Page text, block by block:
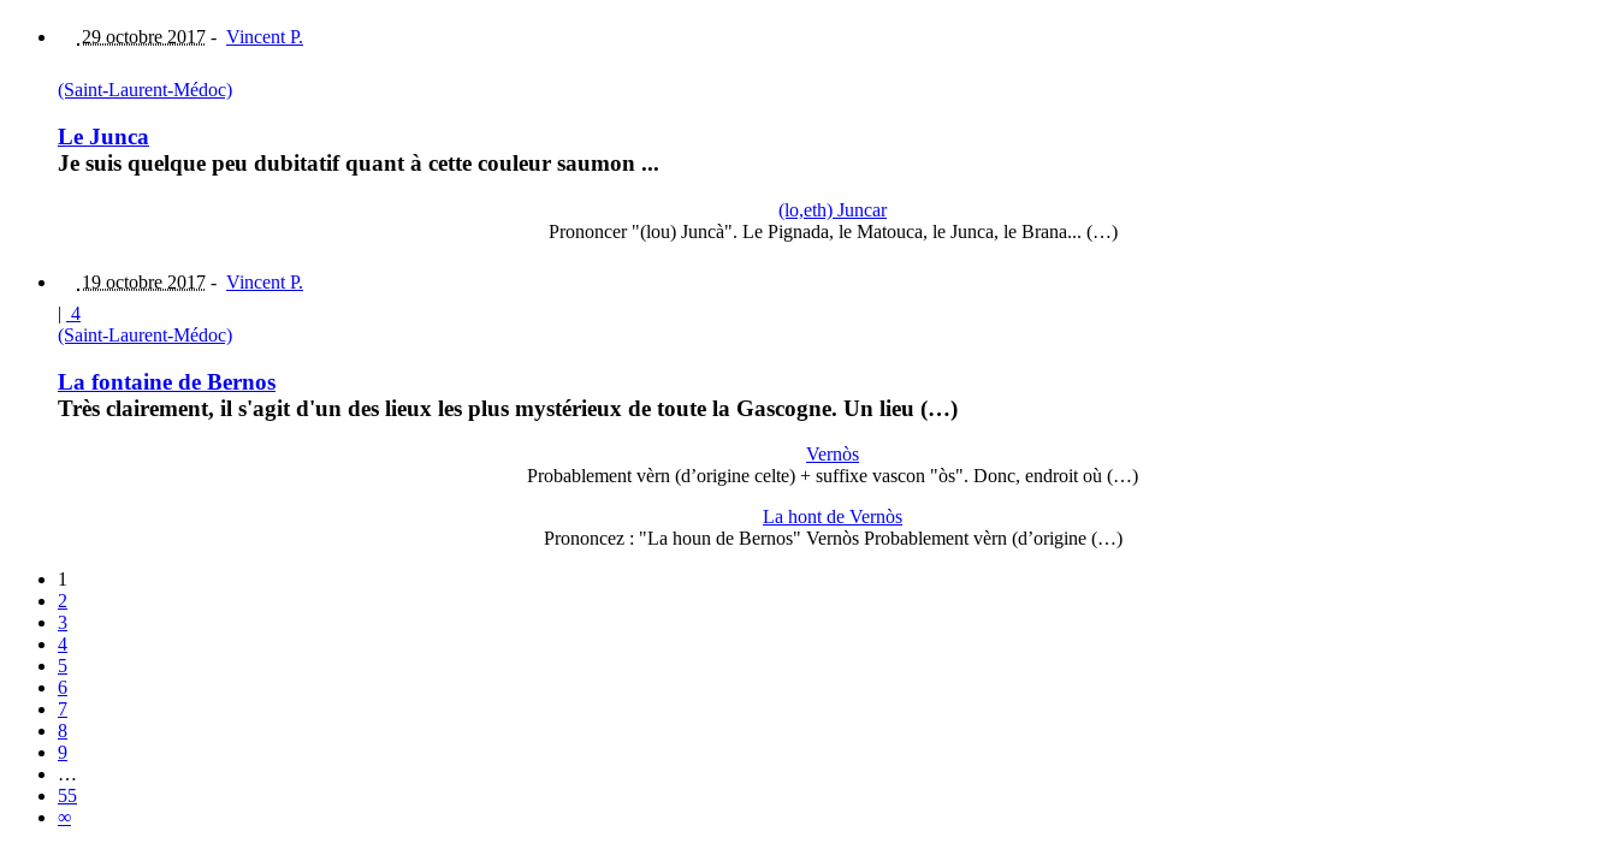
29 octobre 2017 - Vincent P.
(Saint-Laurent-Médoc)
Le Junca
Je suis quelque peu dubitatif quant à cette couleur saumon ...
(lo,eth) Juncar
Prononcer "(lou) Juncà". Le Pignada, le Matouca, le Junca, le Brana... (…)
19 octobre 2017 - Vincent P.
| 4
(Saint-Laurent-Médoc)
La fontaine de Bernos
Très clairement, il s'agit d'un des lieux les plus mystérieux de toute la Gascogne. Un lieu (…)
Vernòs
Probablement vèrn (d’origine celte) + suffixe vascon "òs". Donc, endroit où (…)
La hont de Vernòs
Prononcez : "La houn de Bernos" Vernòs Probablement vèrn (d’origine (…)
1
2
3
4
5
6
7
8
9
…
55
∞